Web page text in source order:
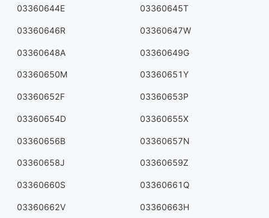
03360644E 03360645T
03360646R 03360647W
03360648A 03360649G
03360650M 03360651Y
03360652F 03360653P
03360654D 03360655X
03360656B 03360657N
03360658J 03360659Z
03360660S 03360661Q
03360662V 03360663H